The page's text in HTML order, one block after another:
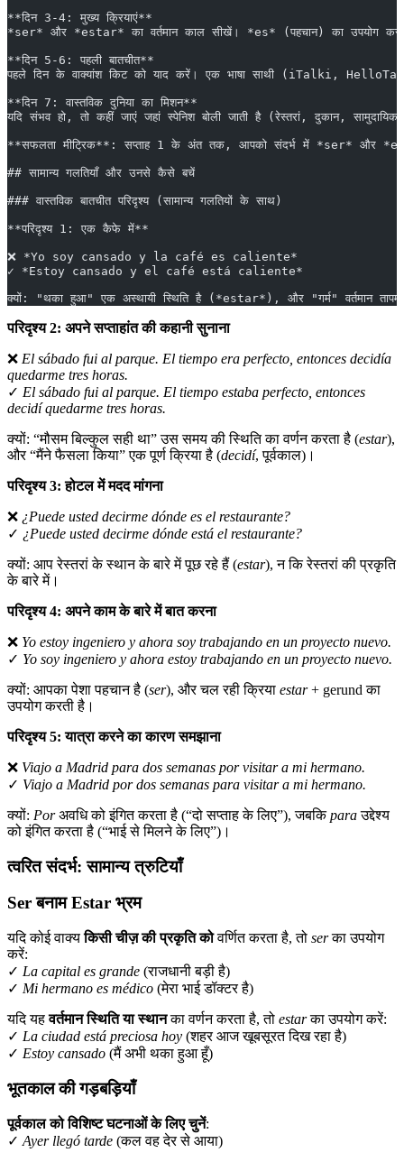
**दिन 3-4: मुख्य क्रियाएं**
*ser* और *estar* का वर्तमान काल सीखें। *es* (पहचान) का उपयोग
**दिन 5-6: पहली बातचीत**
पहले दिन के वाक्यांश किट को याद करें। एक भाषा साथी (iTalki,
**दिन 7: वास्तविक दुनिया का मिशन**
यदि संभव हो, तो कहीं जाएं जहां स्पेनिश बोली जाती है (रेस्तरां, दुकान,
**सफलता मीट्रिक**: सप्ताह 1 के अंत तक, आपको संदर्भ में *ser* और *estar* को
## सामान्य गलतियाँ और उनसे कैसे बचें
### वास्तविक बातचीत परिदृश्य (सामान्य गलतियों के साथ)
**परिदृश्य 1: एक कैफे में**
❌ *Yo soy cansado y la café es caliente*
✓ *Estoy cansado y el café está caliente*
क्यों: "थका हुआ" एक अस्थायी स्थिति है (*estar*), और "गर्म" वर्तमान
परिदृश्य 2: अपने सप्ताहांत की कहानी सुनाना
❌ El sábado fui al parque. El tiempo era perfecto, entonces decidía
quedarme tres horas.
✓ El sábado fui al parque. El tiempo estaba perfecto, entonces
decidí quedarme tres horas.
क्यों: “मौसम बिल्कुल सही था” उस समय की स्थिति का वर्णन करता है (estar),
और “मैंने फैसला किया” एक पूर्ण क्रिया है (decidí, पूर्वकाल)।
परिदृश्य 3: होटल में मदद मांगना
❌ ¿Puede usted decirme dónde es el restaurante?
✓ ¿Puede usted decirme dónde está el restaurante?
क्यों: आप रेस्तरां के स्थान के बारे में पूछ रहे हैं (estar), न कि रेस्तरां की प्रकृति
के बारे में।
परिदृश्य 4: अपने काम के बारे में बात करना
❌ Yo estoy ingeniero y ahora soy trabajando en un proyecto nuevo.
✓ Yo soy ingeniero y ahora estoy trabajando en un proyecto nuevo.
क्यों: आपका पेशा पहचान है (ser), और चल रही क्रिया estar+ gerund का
उपयोग करती है।
परिदृश्य 5: यात्रा करने का कारण समझाना
❌ Viajo a Madrid para dos semanas por visitar a mi hermano.
✓ Viajo a Madrid por dos semanas para visitar a mi hermano.
क्यों: Porअवधि को इंगित करता है (“दो सप्ताह के लिए”), जबकिparaउद्देश्य
को इंगित करता है (“भाई से मिलने के लिए”)।
त्वरित संदर्भ: सामान्य त्रुटियाँ
Ser बनाम Estar भ्रम
यदि कोई वाक्यकिसी चीज़ की प्रकृति कोवर्णित करता है, तो serका उपयोग
करें:
✓ La capital es grande (राजधानी बड़ी है)
✓ Mi hermano es médico (मेरा भाई डॉक्टर है)
यदि यहवर्तमान स्थिति या स्थानका वर्णन करता है, तो estarका उपयोग करें:
✓ La ciudad está preciosa hoy (शहर आज खूबसूरत दिख रहा है)
✓ Estoy cansado (मैं अभी थका हुआ हूँ)
भूतकाल की गड़बड़ियाँ
पूर्वकाल को विशिष्ट घटनाओं के लिए चुनें:
✓ Ayer llegó tarde (कल वह देर से आया)